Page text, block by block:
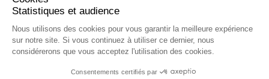
Statistiques et audience
Nous utilisons des cookies pour vous garantir la meilleure expérience
sur notre site. Si vous continuez à utiliser ce dernier, nous
considérerons que vous acceptez l'utilisation des cookies.
Consentements certifiés par